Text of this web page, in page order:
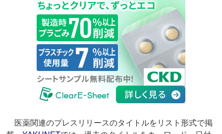
医薬関連のプレスリリースのタイトルをリスト形式で掲